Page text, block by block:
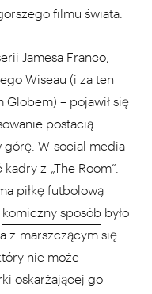
filmu świata.
Jamesa Franco,
Wiseau (i za ten
Globem) – pojawił się
postacią
górę . W social media
z „The Room”.
piłkę futbolową
komiczny sposób było
z marszczącym się
nie może
oskarżającej go